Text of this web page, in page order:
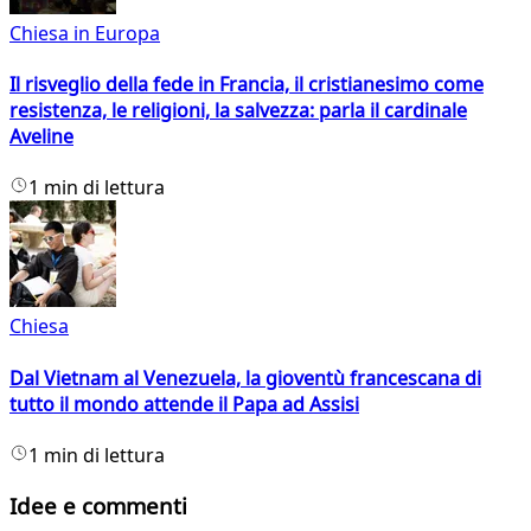
Chiesa in Europa
Il risveglio della fede in Francia, il cristianesimo come
resistenza, le religioni, la salvezza: parla il cardinale
Aveline
1 min di lettura
Chiesa
Dal Vietnam al Venezuela, la gioventù francescana di
tutto il mondo attende il Papa ad Assisi
1 min di lettura
Idee e commenti